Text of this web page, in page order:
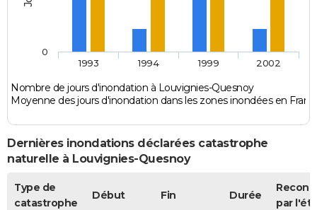
Nombre de jours d'inondation à Louvignies-Quesnoy
Moyenne des jours d'inondation dans les zones inondées en
1993 1994 1999 2002
0
Dernières inondations déclarées catastrophe
naturelle à Louvignies-Quesnoy
Type de
catastrophe
Début Fin Durée
par